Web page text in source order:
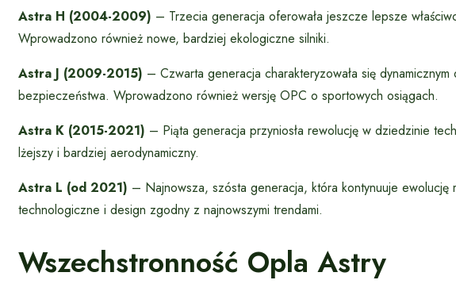
Astra H (2004-2009) – Trzecia generacja oferowała jeszcze lepsze
Wprowadzono również nowe, bardziej ekologiczne silniki.
Astra J (2009-2015) – Czwarta generacja charakteryzowała się dynamicznym
bezpieczeństwa. Wprowadzono również wersję OPC o sportowych osiągach.
Astra K (2015-2021) – Piąta generacja przyniosła rewolucję w dziedzinie
lżejszy i bardziej aerodynamiczny.
Astra L (od 2021) – Najnowsza, szósta generacja, która kontynuuje
technologiczne i design zgodny z najnowszymi trendami.
Wszechstronność Opla Astry